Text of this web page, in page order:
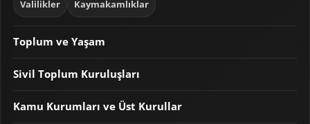
Valilikler Kaymakamlıklar
Toplum ve Yaşam
Sivil Toplum Kuruluşları
Kamu Kurumları ve Üst Kurullar